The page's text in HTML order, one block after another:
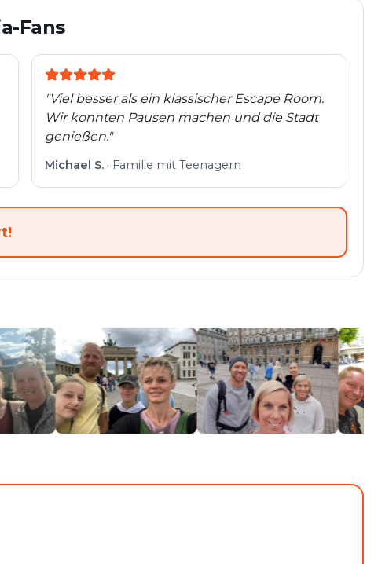
Fans
"Viel besser als ein klassischer Escape Room.
Wir konnten Pausen machen und die Stadt
genießen."
Michael S. · Familie mit Teenagern